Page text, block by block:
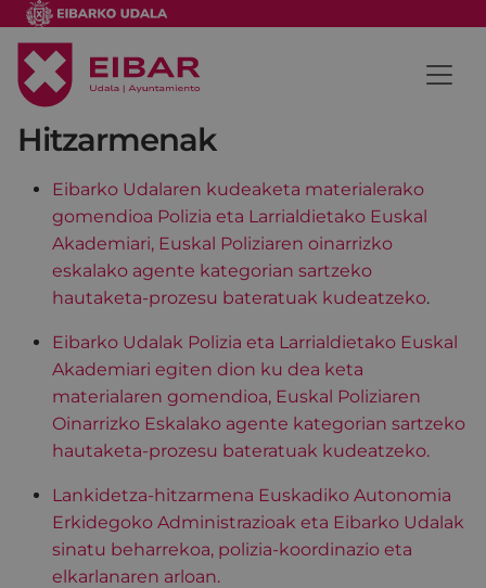
Hitzarmenak
Eibarko Udalaren kudeaketa materialerako
gomendioa Polizia eta Larrialdietako Euskal
Akademiari, Euskal Poliziaren oinarrizko
eskalako agente kategorian sartzeko
hautaketa-prozesu bateratuak kudeatzeko.
Eibarko Udalak Polizia eta Larrialdietako Euskal
Akademiari egiten dion ku dea keta
materialaren gomendioa, Euskal Poliziaren
Oinarrizko Eskalako agente kategorian sartzeko
hautaketa-prozesu bateratuak kudeatzeko.
Lankidetza-hitzarmena Euskadiko Autonomia
Erkidegoko Administrazioak eta Eibarko Udalak
sinatu beharrekoa, polizia-koordinazio eta
elkarlanaren arloan.